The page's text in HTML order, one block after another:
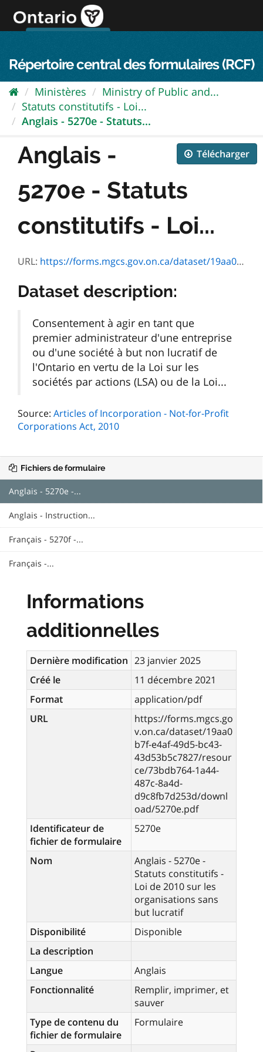
directement
au
Répertoire central des formulaires (RCF)
Ministères
Ministry of Public and...
Statuts constitutifs - Loi...
Anglais - 5270e - Statuts...
Télécharger
Anglais -
5270e - Statuts
constitutifs - Loi...
URL: https://forms.mgcs.gov.on.ca/dataset/19aa0b7f-e4af-49d5-bc43-43d53b5c7827/resource/73bdb764-1a44-487c-8a4d-d9c8fb7d253d/download/5270e.pdf
Dataset description:
Consentement à agir en tant que
premier administrateur d'une entreprise
ou d'une société à but non lucratif de
l'Ontario en vertu de la Loi sur les
sociétés par actions (LSA) ou de la Loi...
Source: Articles of Incorporation - Not-for-Profit
Corporations Act, 2010
Fichiers de formulaire
Anglais - 5270e -...
Anglais - Instruction...
Français - 5270f -...
Français -...
Informations
additionnelles
Dernière modification 23 janvier 2025
Créé le
11 décembre 2021
Format
application/pdf
URL
https://forms.mgcs.go
v.on.ca/dataset/19aa0
b7f-e4af-49d5-bc43-
43d53b5c7827/resour
ce/73bdb764-1a44-
487c-8a4d-
d9c8fb7d253d/downl
oad/5270e.pdf
Identificateur de
fichier de formulaire
5270e
Nom
Anglais - 5270e -
Statuts constitutifs -
Loi de 2010 sur les
organisations sans
but lucratif
Disponibilité
Disponible
La description
Langue
Anglais
Fonctionnalité
Remplir, imprimer, et
sauver
Type de contenu du
fichier de formulaire
Formulaire